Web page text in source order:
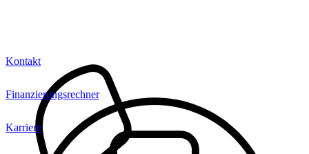
Kontakt
Finanzierungsrechner
Karriere